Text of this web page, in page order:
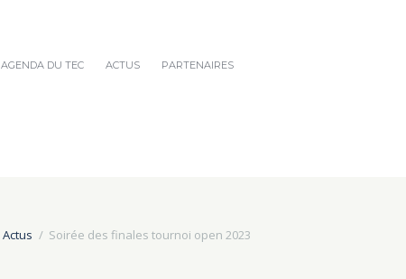
AGENDA DU TEC ACTUS PARTENAIRES
Actus Soirée des finales tournoi open 2023